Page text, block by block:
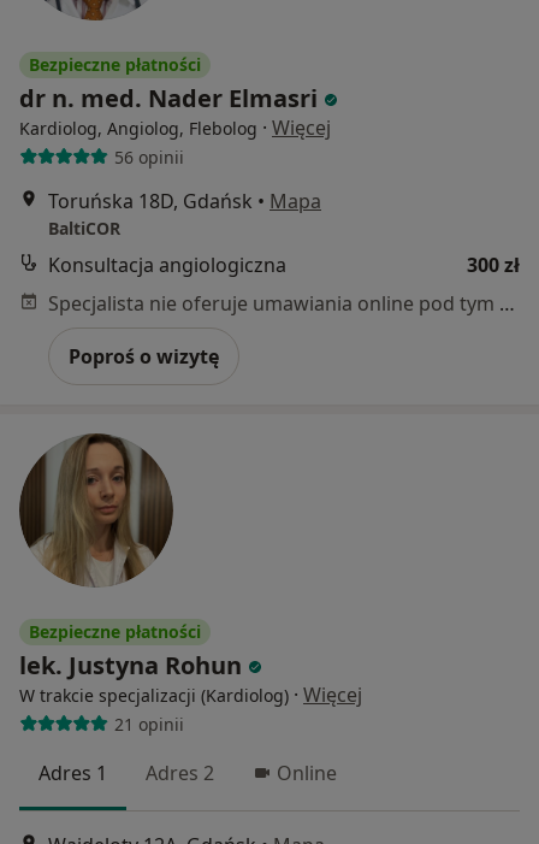
Bezpieczne płatności
dr n. med. Nader Elmasri
Kardiolog, Angiolog, Flebolog · Więcej
56 opinii
Toruńska 18D, Gdańsk • Mapa
BaltiCOR
Konsultacja angiologiczna
300 zł
Specjalista nie oferuje umawiania online pod tym adresem.
Poproś o wizytę
Bezpieczne płatności
lek. Justyna Rohun
W trakcie specjalizacji (Kardiolog) · Więcej
21 opinii
Adres 1 Adres 2 Online